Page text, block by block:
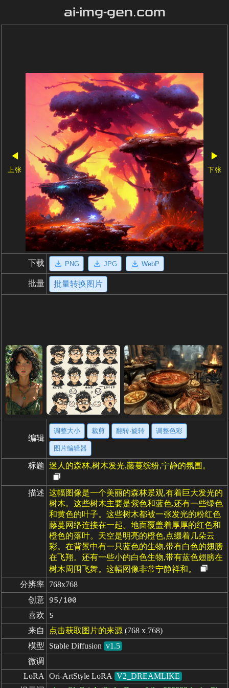
ai-img-gen.com
◀
上张
▶
下张
下载 PNG JPG WebP
批量 批量转换图片
编辑
调整大小 裁剪 翻转·旋转 调整色彩
图片编辑器
标题 迷人的森林,树木发光,藤蔓缤纷,宁静的氛围。
描述 这幅图像是一个美丽的森林景观,有着巨大发光的
树木。这些树木主要是紫色和蓝色,还有一些绿色
和黄色的叶子。这些树木都被一张发光的粉红色
藤蔓网络连接在一起。地面覆盖着厚厚的红色和
橙色的落叶。天空是明亮的橙色,点缀着几朵云
彩。在背景中有一只蓝色的生物,带有白色的翅膀
在飞翔。还有一些小的白色生物,带有蓝色翅膀在
树木周围飞舞。这幅图像非常宁静祥和。
分辨率 768x768
创意 95/100
喜欢 5
来自 点击获取图片的来源 (768 x 768)
模型
Stable Diffusion v1.5
微调
LoRA
Ori-ArtStyle LoRA V2_DREAMLIKE